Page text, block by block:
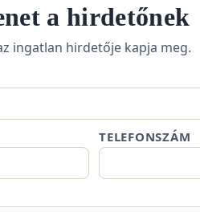
a hirdetőnek
ingatlan hirdetője kapja meg.
TELEFONSZÁM